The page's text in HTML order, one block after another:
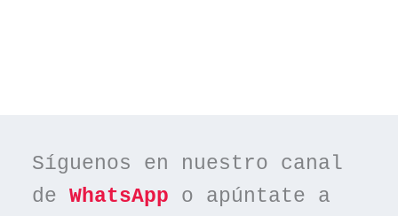
Síguenos en nuestro canal
de WhatsApp o apúntate a